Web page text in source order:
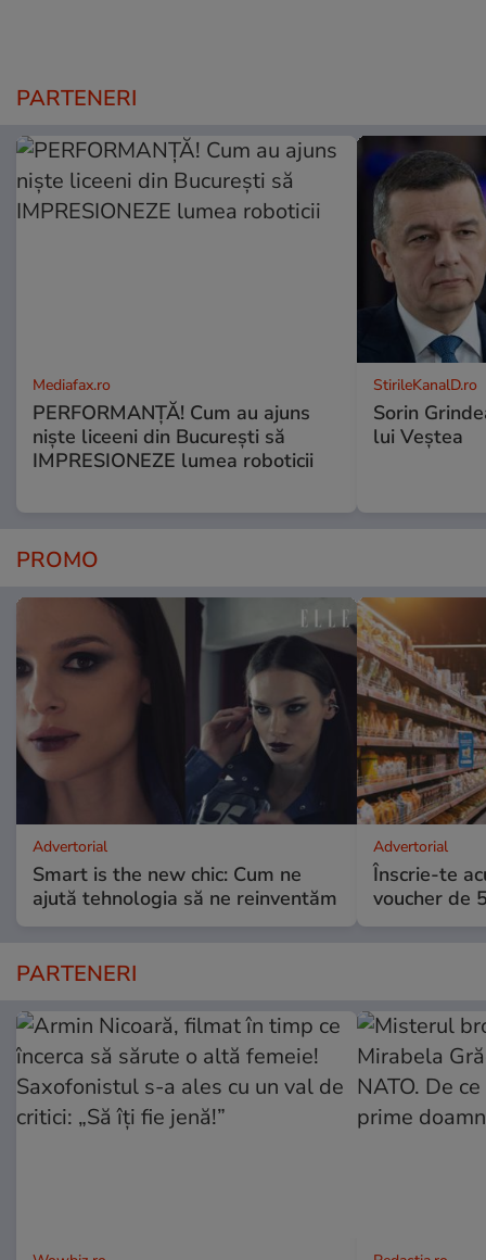
PARTENERI
Mediafax.ro
PERFORMANȚĂ! Cum au ajuns
niște liceeni din București să
IMPRESIONEZE lumea roboticii
StirileKanalD.ro
Sorin
lui Veștea
PROMO
Advertorial
Smart is the new chic: Cum ne
ajută tehnologia să ne reinventăm
Advertorial
Înscrie-te
voucher de
PARTENERI